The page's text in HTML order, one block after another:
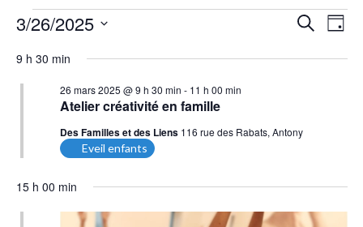
Évènements
for
26
2025
et
vues
Recherche
vues
Jour
3/26/2025
une
date.
9 h 30 min
Atelier créativité en famille
26 mars 2025 @ 9 h 30 min - 11 h 00 min
Des Familles et des Liens 116 rue des Rabats, Antony
Eveil enfants
15 h 00 min